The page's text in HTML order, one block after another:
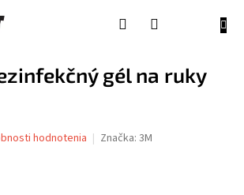
gél na ruky
hodnotenia Značka: 3M